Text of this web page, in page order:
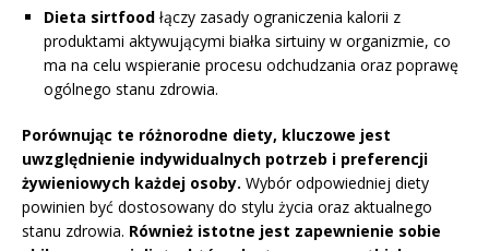
Dieta sirtfood łączy zasady ograniczenia kalorii z
produktami aktywującymi białka sirtuiny w organizmie, co
ma na celu wspieranie procesu odchudzania oraz poprawę
ogólnego stanu zdrowia.
Porównując te różnorodne diety, kluczowe jest
uwzględnienie indywidualnych potrzeb i preferencji
żywieniowych każdej osoby. Wybór odpowiedniej diety
powinien być dostosowany do stylu życia oraz aktualnego
stanu zdrowia. Również istotne jest zapewnienie sobie